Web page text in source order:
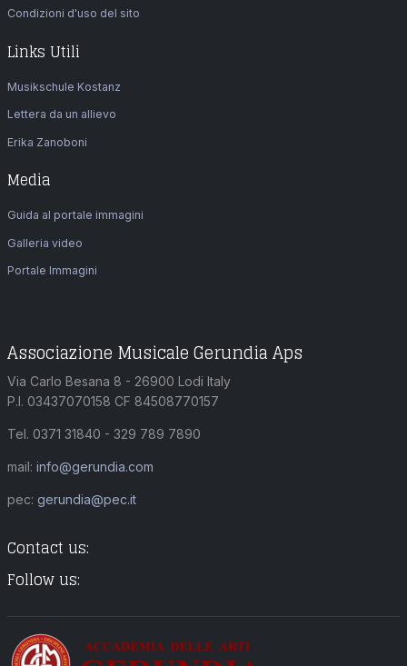
Associazione Musicale Gerundia Aps
Via Carlo Besana 8 - 26900 Lodi Italy
P.I. 03437070158 CF 84508770157
Tel. 0371 31840 - 329 789 7890
mail: info@gerundia.com
pec: gerundia@pec.it
Contact us:
Follow us:
Condizioni d'uso del sito
Links Utili
Musikschule Kostanz
Lettera da un allievo
Erika Zanoboni
Media
Guida al portale immagini
Galleria video
Portale Immagini